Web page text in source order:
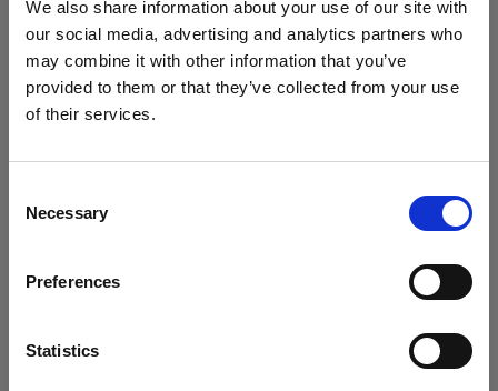
We also share information about your use of our site with
our social media, advertising and analytics partners who
may combine it with other information that you’ve
provided to them or that they’ve collected from your use
of their services.
Selection
Necessary
Preferences
Statistics
¿Quieres actualizar tu ubicación?
Una vez más, Sakiko se mostró encantada con el
resultado:«Es fantástico poder utilizar toda la
potencia del flash A10 disparando con el iPhone. Así
evitas que las imágenes tengan demasiado ruido